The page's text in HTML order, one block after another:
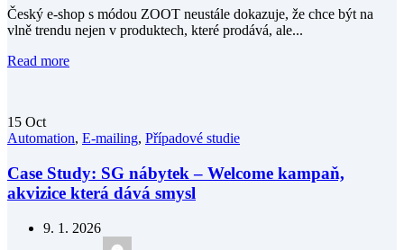
Český e-shop s módou ZOOT neustále dokazuje, že chce být na
vlně trendu nejen v produktech, které prodává, ale...
Read more
15 Oct
Automation, E-mailing, Případové studie
Case Study: SG nábytek – Welcome kampaň,
akvizice která dává smysl
9. 1. 2026